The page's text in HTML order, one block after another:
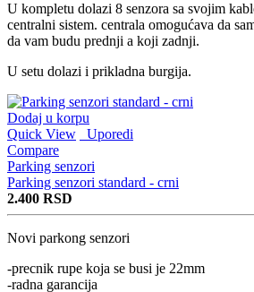
U kompletu dolazi 8 senzora sa svojim
centralni sistem. centrala omogućava da
da vam budu prednji a koji zadnji.
U setu dolazi i prikladna burgija.
Dodaj u korpu
Quick View
Uporedi
Compare
Parking senzori
Parking senzori standard - crni
2.400 RSD
Novi parkong senzori
-precnik rupe koja se busi je 22mm
-radna garancija